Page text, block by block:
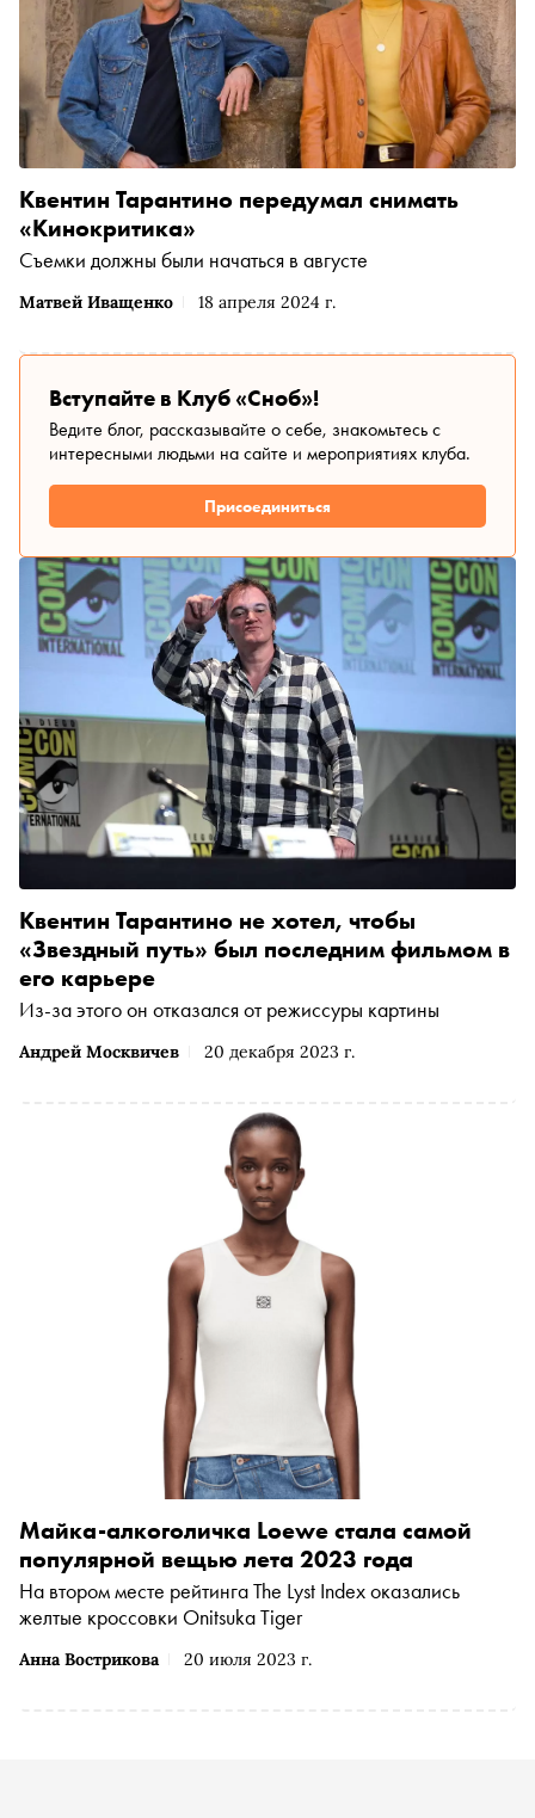
Матвей Иващенко 18 апреля 2024 г.
Квентин Тарантино передумал снимать
«Кинокритика»
Съемки должны были начаться в августе
Вступайте в Клуб «Сноб»!
Ведите блог, рассказывайте о себе, знакомьтесь с
интересными людьми на сайте и мероприятиях клуба.
Присоединиться
Андрей Москвичев 20 декабря 2023 г.
Квентин Тарантино не хотел, чтобы
«Звездный путь» был последним фильмом в
его карьере
Из-за этого он отказался от режиссуры картины
Анна Вострикова 20 июля 2023 г.
Майка-алкоголичка Loewe стала самой
популярной вещью лета 2023 года
На втором месте рейтинга The Lyst Index оказались
желтые кроссовки Onitsuka Tiger